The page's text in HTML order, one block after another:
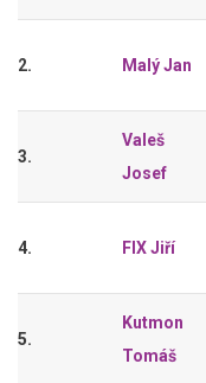
2. Malý Jan
3.
Valeš
Josef
4. FIX Jiří
5.
Kutmon
Tomáš